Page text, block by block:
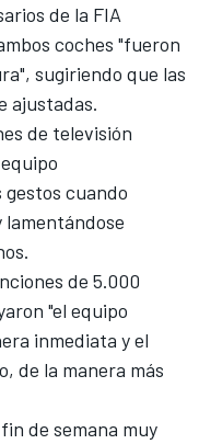
de la FIA
coches "fueron
sugiriendo que las
ajustadas.
de televisión
cuando
lamentándose
de 5.000
"el equipo
inmediata y el
de la manera más
de semana muy